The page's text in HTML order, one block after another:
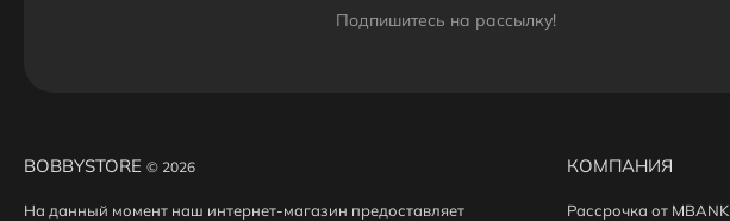
Подпишитесь на рассылкy!
BOBBYSTORE © 2026
На данный момент наш интернет-магазин предоставляет
КОМПАНИЯ
Рассрочка от MBANK